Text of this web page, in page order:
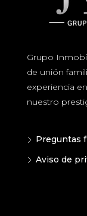
Grupo
de unión
experiencia
nuestro
Preguntas
Aviso de